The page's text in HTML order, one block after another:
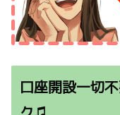
口座開設一切